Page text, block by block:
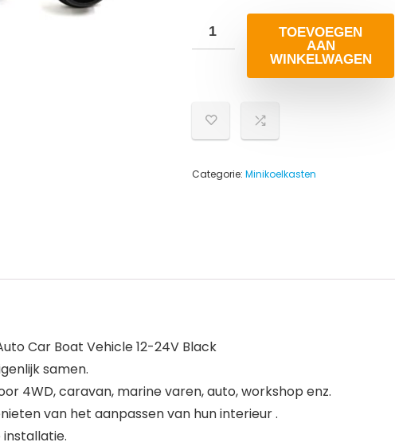
TOEVOEGEN
AAN
WINKELWAGEN
Categorie: Minikoelkasten
Car Boat Vehicle 12-24V Black
samen.
4WD, caravan, marine varen, auto, workshop enz.
van het aanpassen van hun interieur .